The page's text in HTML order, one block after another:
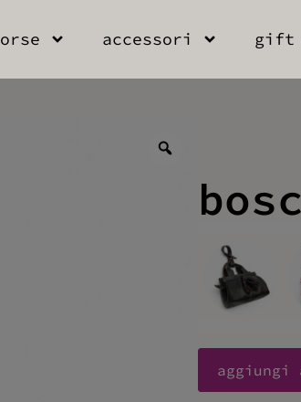
accessori gift